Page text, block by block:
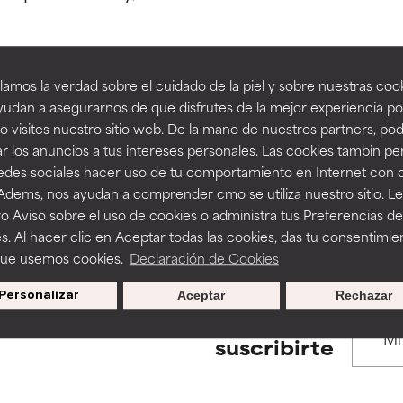
la verdad sobre el cuidado de la piel y sobre nuestras
a asegurarnos de que disfrutes de la mejor experiencia
visites nuestro sitio web. De la mano de nuestros partners,
los anuncios a tus intereses personales. Las cookies tambin
sociales hacer uso de tu comportamiento en Internet con
nos ayudan a comprender cmo se utiliza nuestro sitio.
Aviso sobre el uso de cookies o administra tus Preferencias de
Al hacer clic en Aceptar todas las cookies, das tu
usemos cookies. Declaración de Cookies
Personalizar Rechazar
Aceptar
BACK TO SEARCH
to assess ingredients in this dictionary. Regulations
tan beneficiosos como los de la categoría excelente, suelen ser
la estabilidad o la absorción de una fórmula.
ciertas limitaciones en cuanto a su apariencia, estabilidad o
básicos o que no cuentan con suficiente respaldo científico.
algunos beneficios se recomienda evitarlo por su
efectos adversos como irritación, inflamación o
se utiliza en altas concentraciones o junto con otros
tan beneficiosos como los de la categoría excelente, suelen ser
la estabilidad o la absorción de una fórmula.
ciertas limitaciones en cuanto a su apariencia, estabilidad o
básicos o que no cuentan con suficiente respaldo científico.
algunos beneficios se recomienda evitarlo por su
efectos adversos como irritación, inflamación o
se utiliza en altas concentraciones o junto con otros
suscribirte